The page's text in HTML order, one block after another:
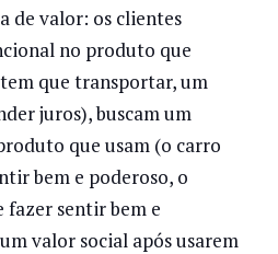
de valor: os clientes
no produto que
que transportar, um
juros), buscam um
que usam (o carro
bem e poderoso, o
sentir bem e
valor social após usarem